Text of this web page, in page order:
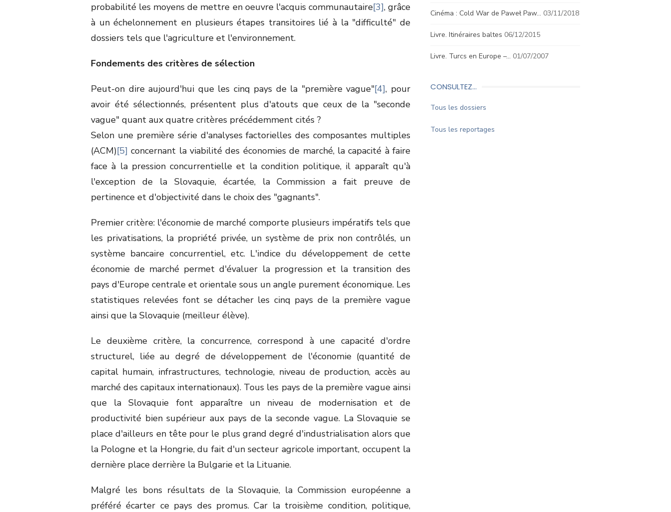
probabilité les moyens de mettre en oeuvre l'acquis communautaire[3], grâce
à un échelonnement en plusieurs étapes transitoires lié à la "difficulté" de
dossiers tels que l'agriculture et l'environnement.
Fondements des critères de sélection
Peut-on dire aujourd'hui que les cinq pays de la "première vague"[4], pour
avoir été sélectionnés, présentent plus d'atouts que ceux de la "seconde
vague" quant aux quatre critères précédemment cités ?
Selon une première série d'analyses factorielles des composantes multiples
(ACM)[5] concernant la viabilité des économies de marché, la capacité à faire
face à la pression concurrentielle et la condition politique, il apparaît qu'à
l'exception de la Slovaquie, écartée, la Commission a fait preuve de
pertinence et d'objectivité dans le choix des "gagnants".
Premier critère: l'économie de marché comporte plusieurs impératifs tels que
les privatisations, la propriété privée, un système de prix non contrôlés, un
système bancaire concurrentiel, etc. L'indice du développement de cette
économie de marché permet d'évaluer la progression et la transition des
pays d'Europe centrale et orientale sous un angle purement économique. Les
statistiques relevées font se détacher les cinq pays de la première vague
ainsi que la Slovaquie (meilleur élève).
Le deuxième critère, la concurrence, correspond à une capacité d'ordre
structurel, liée au degré de développement de l'économie (quantité de
capital humain, infrastructures, technologie, niveau de production, accès au
marché des capitaux internationaux). Tous les pays de la première vague ainsi
que la Slovaquie font apparaître un niveau de modernisation et de
productivité bien supérieur aux pays de la seconde vague. La Slovaquie se
place d'ailleurs en tête pour le plus grand degré d'industrialisation alors que
la Pologne et la Hongrie, du fait d'un secteur agricole important, occupent la
dernière place derrière la Bulgarie et la Lituanie.
Malgré les bons résultats de la Slovaquie, la Commission européenne a
préféré écarter ce pays des promus. Car la troisième condition, politique,
Cinéma : Cold War de Paweł Paw… 03/11/2018
Livre. Itinéraires baltes 06/12/2015
Livre. Turcs en Europe –… 01/07/2007
CONSULTEZ…
Tous les dossiers
Tous les reportages